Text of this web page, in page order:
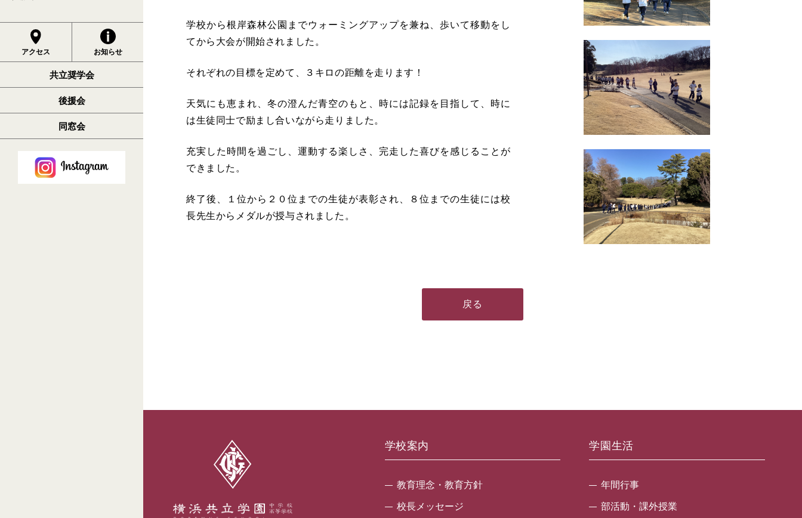
アクセス お知らせ
共立奨学会
後援会
同窓会
学校から根岸森林公園までウォーミングアップを兼ね、歩いて移動をし
てから大会が開始されました。
それぞれの目標を定めて、３キロの距離を走ります！
天気にも恵まれ、冬の澄んだ青空のもと、時には記録を目指して、時に
は生徒同士で励まし合いながら走りました。
充実した時間を過ごし、運動する楽しさ、完走した喜びを感じることが
できました。
終了後、１位から２０位までの生徒が表彰され、８位までの生徒には校
長先生からメダルが授与されました。
戻る
学校案内
教育理念・教育方針
校長メッセージ
学園生活
年間行事
部活動・課外授業